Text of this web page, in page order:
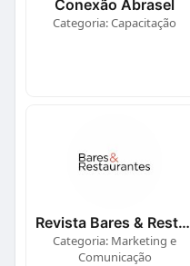
Conexão Abrasel
Categoria: Capacitação
Revista Bares & Restaurantes
Categoria: Marketing e
Comunicação